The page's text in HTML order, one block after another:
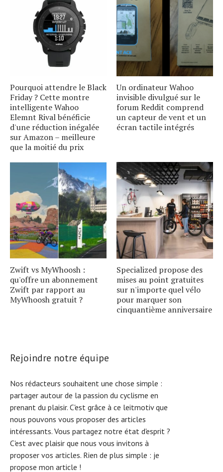
Pourquoi attendre le Black
Friday ? Cette montre
intelligente Wahoo
Elemnt Rival bénéficie
d'une réduction inégalée
sur Amazon – meilleure
que la moitié du prix
Un ordinateur Wahoo
invisible divulgué sur le
forum Reddit comprend
un capteur de vent et un
écran tactile intégrés
Zwift vs MyWhoosh :
qu'offre un abonnement
Zwift par rapport au
MyWhoosh gratuit ?
Specialized propose des
mises au point gratuites
sur n'importe quel vélo
pour marquer son
cinquantième anniversaire
Rejoindre notre équipe
Nos rédacteurs souhaitent une chose simple :
partager autour de la passion du cyclisme en
prenant du plaisir. C'est grâce à ce leitmotiv que
nous pouvons vous proposer des articles
intéressants. Vous partagez notre état d'esprit ?
C'est avec plaisir que nous vous invitons à
proposer vos articles. Rien de plus simple : je
propose mon article !